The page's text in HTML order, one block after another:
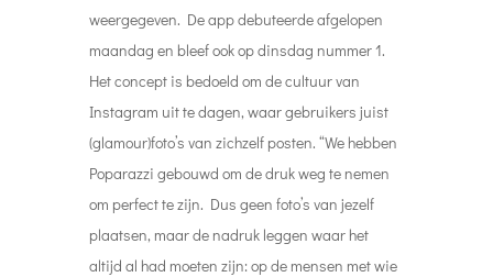
weergegeven. De app debuteerde afgelopen
maandag en bleef ook op dinsdag nummer 1.
Het concept is bedoeld om de cultuur van
Instagram uit te dagen, waar gebruikers juist
(glamour)foto’s van zichzelf posten. “We hebben
Poparazzi gebouwd om de druk weg te nemen
om perfect te zijn. Dus geen foto’s van jezelf
plaatsen, maar de nadruk leggen waar het
altijd al had moeten zijn: op de mensen met wie